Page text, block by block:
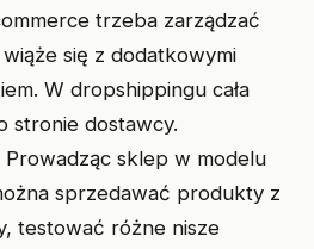
trzeba zarządzać
się z dodatkowymi
W dropshippingu cała
stronie dostawcy.
Prowadząc sklep w modelu
sprzedawać produkty z
testować różne nisze